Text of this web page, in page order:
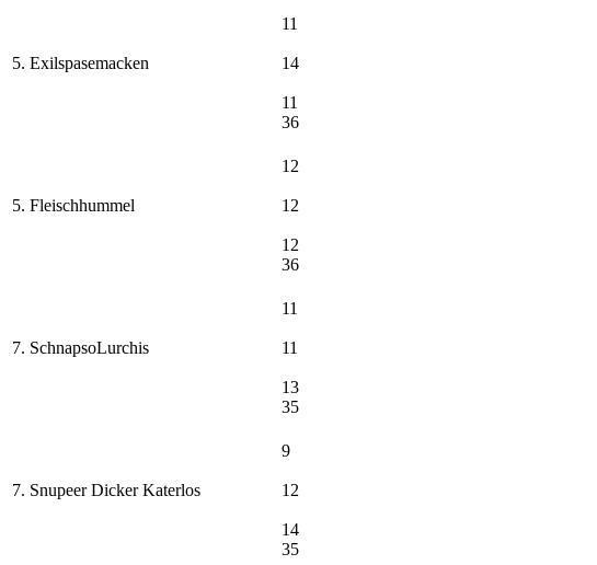
5. Exilspasemacken
11
14
11
36
5. Fleischhummel
12
12
12
36
7. SchnapsoLurchis
11
11
13
35
7. Snupeer Dicker Katerlos
9
12
14
35